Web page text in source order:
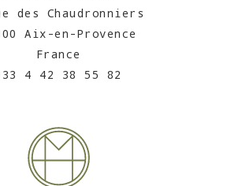
des Chaudronniers
Aix-en-Provence
France
4 42 38 55 82